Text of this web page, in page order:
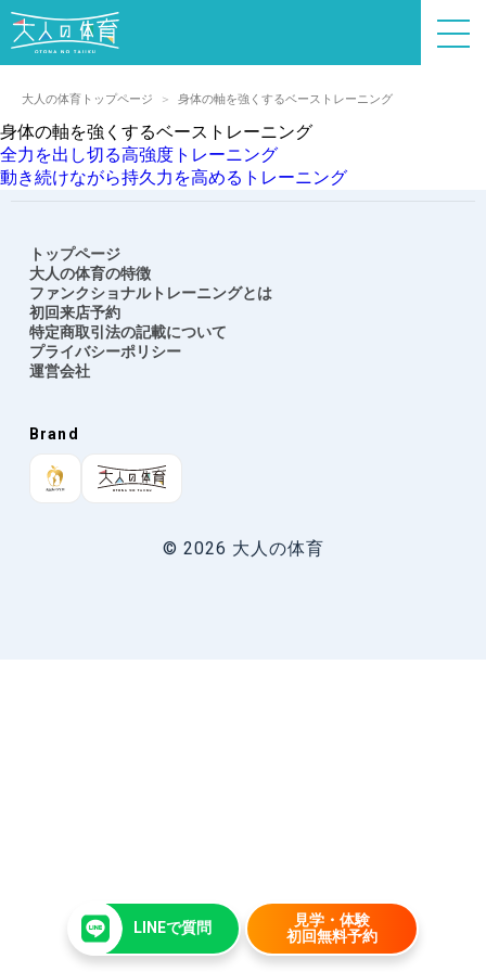
大人の体育トップページ 身体の軸を強くするベーストレーニング
身体の軸を強くするベーストレーニング
投
稿
全力を出し切る高強度トレーニング
動き続けながら持久力を高めるトレーニング
トップページ
大人の体育の特徴
ファンクショナルトレーニングとは
初回来店予約
特定商取引法の記載について
プライバシーポリシー
運営会社
Brand
© 2026 大人の体育
LINEで質問
見学・体験
初回無料予約